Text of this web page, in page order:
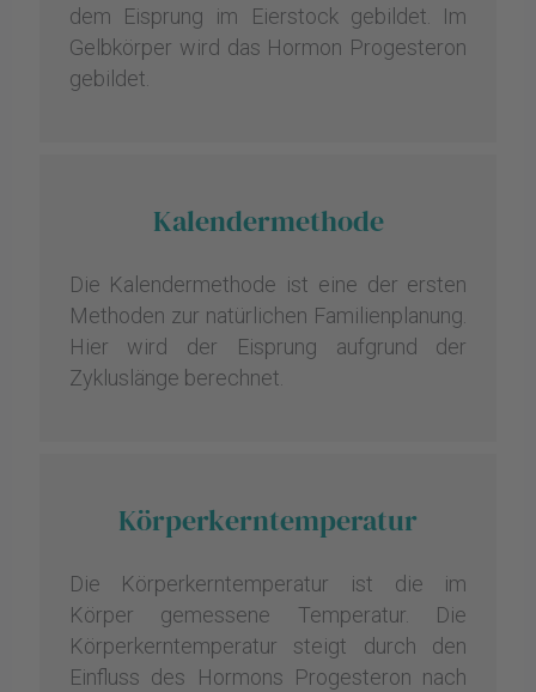
dem Eisprung im Eierstock gebildet. Im
Gelbkörper wird das Hormon Progesteron
gebildet.
Kalendermethode
Die Kalendermethode ist eine der ersten
Methoden zur natürlichen Familienplanung.
Hier wird der Eisprung aufgrund der
Zykluslänge berechnet.
Körperkerntemperatur
Die Körperkerntemperatur ist die im
Körper gemessene Temperatur. Die
Körperkerntemperatur steigt durch den
Einfluss des Hormons Progesteron nach